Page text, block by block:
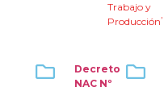
Trabajo y
Producción
,
Decreto
NAC Nº